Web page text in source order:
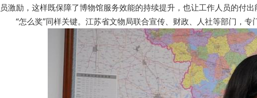
员激励，这样既保障了博物馆服务效能的持续提升，也让工作人员的付
“怎么奖”同样关键。江苏省文物局联合宣传、财政、人社等部门，